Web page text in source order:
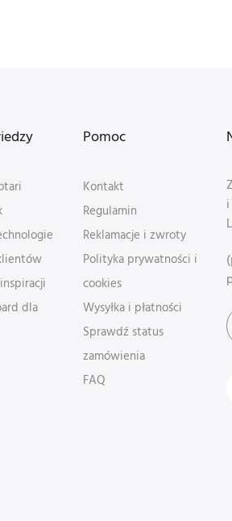
dla
Pomoc
Kontakt
Regulamin
Reklamacje i zwroty
Polityka prywatności i
cookies
Wysyłka i płatności
Sprawdź status
zamówienia
FAQ
i